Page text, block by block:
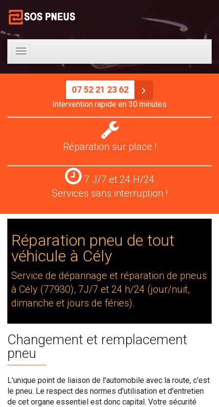
Toggle
navigation
07 52 21 23 62
Intervention rapide en 30 minutes
Réparation
pneus
Réparation sur place !
Services
24
H/24
7 J/7 et 24 H/24
Services sans interruption !
Réparation pneu de tout
véhicule à Cély
Service de dépannage et réparation de pneus
à Cély (77930), 7J/7 et 24 h/24 (jour/nuit,
dimanche et jours de féries).
Changement et remplacement
pneu
L'unique point de liaison de l'automobile avec la route, c'est
le pneu. Le respect des normes d'utilisation et d'entretien
de cet organe essentiel est donc capital. Votre sécurité